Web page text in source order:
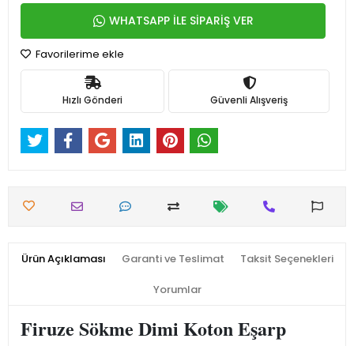
WHATSAPP İLE SİPARİŞ VER
Favorilerime ekle
Hızlı Gönderi Güvenli Alışveriş
Ürün Açıklaması Garanti ve Teslimat Taksit Seçenekleri
Yorumlar
Firuze Sökme Dimi Koton Eşarp